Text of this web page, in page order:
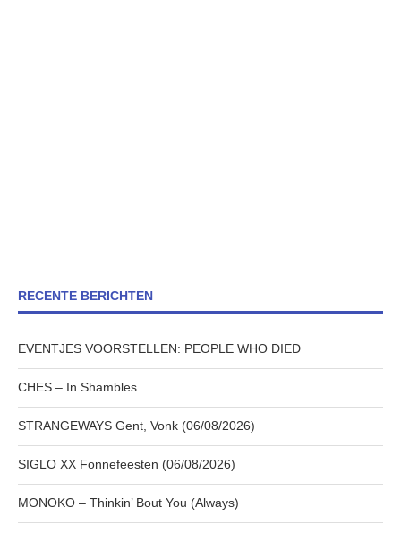
RECENTE BERICHTEN
EVENTJES VOORSTELLEN: PEOPLE WHO DIED
CHES – In Shambles
STRANGEWAYS Gent, Vonk (06/08/2026)
SIGLO XX Fonnefeesten (06/08/2026)
MONOKO – Thinkin’ Bout You (Always)